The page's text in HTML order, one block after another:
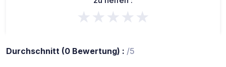
★★★★★
Durchschnitt (0 Bewertung) : /5